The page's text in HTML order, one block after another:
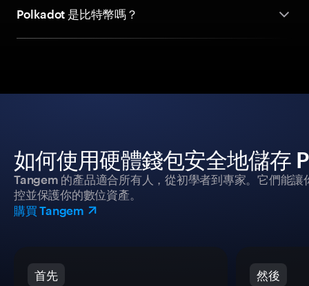
Polkadot 是比特幣嗎？
如何使用硬體錢包安全地儲存
Tangem 的產品適合所有人，從初學者到專家。它們能
控並保護你的數位資產。
購買 Tangem
首先 然後